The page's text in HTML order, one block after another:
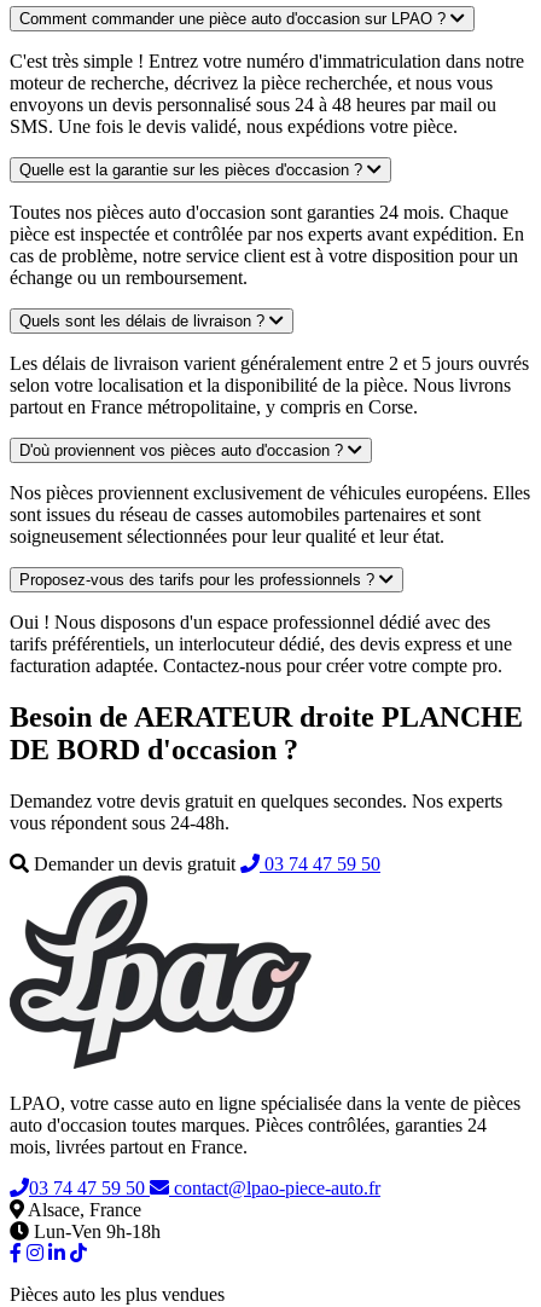
Comment commander une pièce auto d'occasion sur LPAO ?
C'est très simple ! Entrez votre numéro d'immatriculation dans notre
moteur de recherche, décrivez la pièce recherchée, et nous vous
envoyons un devis personnalisé sous 24 à 48 heures par mail ou
SMS. Une fois le devis validé, nous expédions votre pièce.
Quelle est la garantie sur les pièces d'occasion ?
Toutes nos pièces auto d'occasion sont garanties 24 mois. Chaque
pièce est inspectée et contrôlée par nos experts avant expédition. En
cas de problème, notre service client est à votre disposition pour un
échange ou un remboursement.
Quels sont les délais de livraison ?
Les délais de livraison varient généralement entre 2 et 5 jours ouvrés
selon votre localisation et la disponibilité de la pièce. Nous livrons
partout en France métropolitaine, y compris en Corse.
D'où proviennent vos pièces auto d'occasion ?
Nos pièces proviennent exclusivement de véhicules européens. Elles
sont issues du réseau de casses automobiles partenaires et sont
soigneusement sélectionnées pour leur qualité et leur état.
Proposez-vous des tarifs pour les professionnels ?
Oui ! Nous disposons d'un espace professionnel dédié avec des
tarifs préférentiels, un interlocuteur dédié, des devis express et une
facturation adaptée. Contactez-nous pour créer votre compte pro.
Besoin de AERATEUR droite PLANCHE
DE BORD d'occasion ?
Demandez votre devis gratuit en quelques secondes. Nos experts
vous répondent sous 24-48h.
Demander un devis gratuit
03 74 47 59 50
LPAO, votre casse auto en ligne spécialisée dans la vente de pièces
auto d'occasion toutes marques. Pièces contrôlées, garanties 24
mois, livrées partout en France.
03 74 47 59 50
contact@lpao-piece-auto.fr
Alsace, France
Lun-Ven 9h-18h
Pièces auto les plus vendues